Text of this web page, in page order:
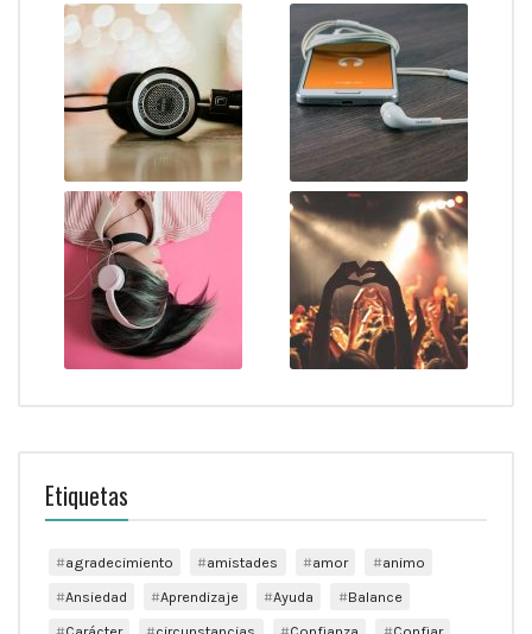
Etiquetas
agradecimiento amistades amor
animo
Ansiedad
Aprendizaje Ayuda
Balance